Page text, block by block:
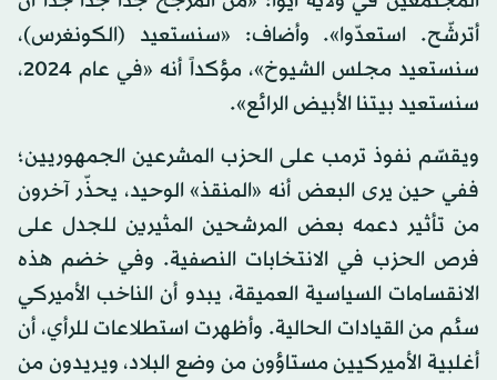
أترشّح. استعدّوا». وأضاف: «سنستعيد (الكونغرس)،
سنستعيد مجلس الشيوخ»، مؤكداً أنه «في عام 2024،
سنستعيد بيتنا الأبيض الرائع».
ويقسّم نفوذ ترمب على الحزب المشرعين الجمهوريين؛
ففي حين يرى البعض أنه «المنقذ» الوحيد، يحذّر آخرون
من تأثير دعمه بعض المرشحين المثيرين للجدل على
فرص الحزب في الانتخابات النصفية. وفي خضم هذه
الانقسامات السياسية العميقة، يبدو أن الناخب الأميركي
سئم من القيادات الحالية. وأظهرت استطلاعات للرأي، أن
أغلبية الأميركيين مستاؤون من وضع البلاد، ويريدون من